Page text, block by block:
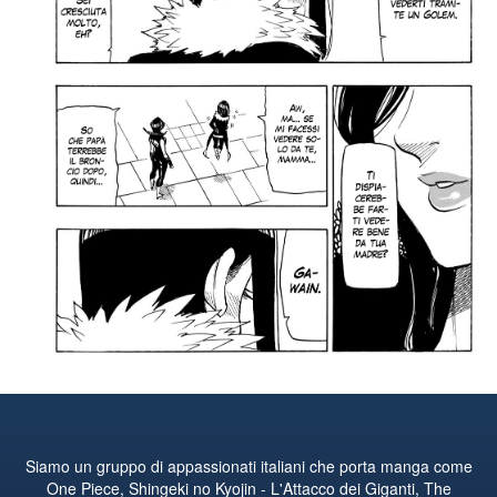
Siamo un gruppo di appassionati italiani che porta manga come
One Piece, Shingeki no Kyojin - L'Attacco dei Giganti, The